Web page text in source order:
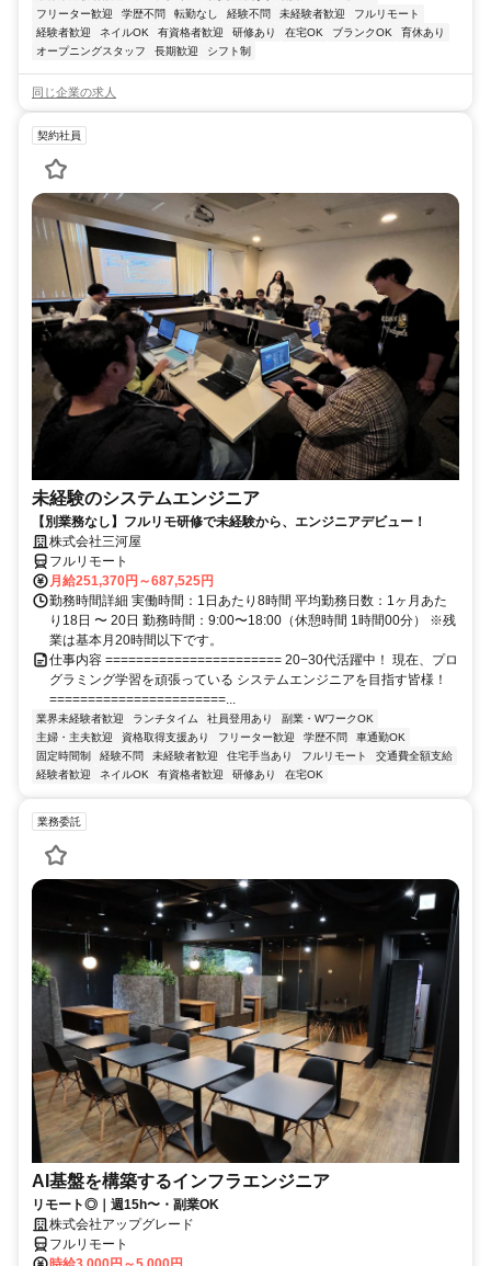
フリーター歓迎
学歴不問 転勤なし 経験不問 未経験者歓迎
フルリモート
経験者歓迎
ネイルOK 有資格者歓迎 研修あり 在宅OK ブランクOK
育休あり
オープニングスタッフ
長期歓迎 シフト制
同じ企業の求人
契約社員
未経験のシステムエンジニア
【別業務なし】フルリモ研修で未経験から、エンジニアデビュー！
株式会社三河屋
フルリモート
月給251,370円～687,525円
勤務時間詳細 実働時間：1日あたり8時間 平均勤務日数：1ヶ月あた
り18日 〜 20日 勤務時間：9:00〜18:00（休憩時間 1時間00分） ※残
業は基本月20時間以下です。
仕事内容 ======================= 20−30代活躍中！ 現在、プロ
グラミング学習を頑張っている システムエンジニアを目指す皆様！
=======================...
業界未経験者歓迎 ランチタイム 社員登用あり
副業・WワークOK
主婦・主夫歓迎
資格取得支援あり フリーター歓迎 学歴不問
車通勤OK
固定時間制
経験不問 未経験者歓迎 住宅手当あり フルリモート
交通費全額支給
経験者歓迎
ネイルOK 有資格者歓迎 研修あり 在宅OK
業務委託
AI基盤を構築するインフラエンジニア
リモート◎｜週15h〜・副業OK
株式会社アップグレード
フルリモート